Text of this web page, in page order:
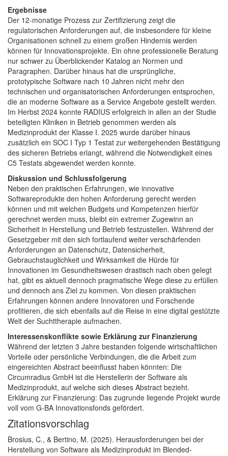
Ergebnisse
Der 12-monatige Prozess zur Zertifizierung zeigt die
regulatorischen Anforderungen auf, die insbesondere für kleine
Organisationen schnell zu einem großen Hindernis werden
können für Innovationsprojekte. Ein ohne professionelle Beratung
nur schwer zu Überblickender Katalog an Normen und
Paragraphen. Darüber hinaus hat die ursprüngliche,
prototypische Software nach 10 Jahren nicht mehr den
technischen und organisatorischen Anforderungen entsprochen,
die an moderne Software as a Service Angebote gestellt werden.
Im Herbst 2024 konnte RADIUS erfolgreich in allen an der Studie
beteiligten Kliniken in Betrieb genommen werden als
Medizinprodukt der Klasse I. 2025 wurde darüber hinaus
zusätzlich ein SOC I Typ 1 Testat zur weitergehenden Bestätigung
des sicheren Betriebs erlangt, während die Notwendigkeit eines
C5 Testats abgewendet werden konnte.
Diskussion und Schlussfolgerung
Neben den praktischen Erfahrungen, wie innovative
Softwareprodukte den hohen Anforderung gerecht werden
können und mit welchen Budgets und Kompetenzen hierfür
gerechnet werden muss, bleibt ein extremer Zugewinn an
Sicherheit in Herstellung und Betrieb festzustellen. Während der
Gesetzgeber mit den sich fortlaufend weiter verschärfenden
Anforderungen an Datenschutz, Datensicherheit,
Gebrauchstauglichkeit und Wirksamkeit die Hürde für
Innovationen im Gesundheitswesen drastisch nach oben gelegt
hat, gibt es aktuell dennoch pragmatische Wege diese zu erfüllen
und dennoch ans Ziel zu kommen. Von diesen praktischen
Erfahrungen können andere Innovatoren und Forschende
profitieren, die sich ebenfalls auf die Reise in eine digital gestützte
Welt der Suchttherapie aufmachen.
Interessenskonflikte sowie Erklärung zur Finanzierung
Während der letzten 3 Jahre bestanden folgende wirtschaftlichen
Vorteile oder persönliche Verbindungen, die die Arbeit zum
eingereichten Abstract beeinflusst haben könnten: Die
Circumradius GmbH ist die Herstellerin der Software als
Medizinprodukt, auf welche sich dieses Abstract bezieht.
Erklärung zur Finanzierung: Das zugrunde liegende Projekt wurde
voll vom G-BA Innovationsfonds gefördert.
Artikel-Details
Zitationsvorschlag
Brosius, C., & Bertino, M. (2025). Herausforderungen bei der
Herstellung von Software als Medizinprodukt im Blended-